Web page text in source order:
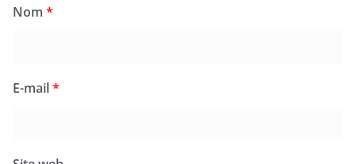
Nom *
E-mail*